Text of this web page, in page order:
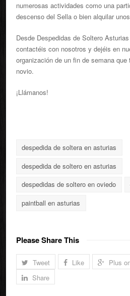
numerosas actividades como una
descenso del Sella o bien alquilar
Desde Despedidas de Soltero
contactéis con nosotros y dejéis en
organización de un fin de semana
novio.
¡Llámanos!
despedida de soltera en asturias
despedida de soltero en asturias
despedidas de soltero en oviedo
paintball en asturias
Please Share This
Tweet Like Plus
Share